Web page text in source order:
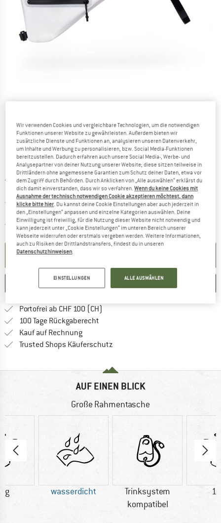
Ursprünglicher Preis :
CHF136.95
Preis:
CHF109.56 inkl. MwSt., zollfreie Lieferung
Versandkostenfrei(CH)Schweiz. Informationen zu den
Artikel zur Zeit leider ausverkauftDer Link öffnet sich in einer Infobox
BENACHRICHTIGUNG EINRICHTEN
Portofrei ab CHF 100 (CH)
100 Tage Rückgaberecht
Kauf auf RechnungFinde die Zahlungs-Infos hier! Öffnet
Trusted Shops Käuferschutz
AUF EINEN BLICK
Große Rahmentasche
g wasserdicht
Trinksystem
kompatibel
Wir verwenden Cookies und vergleichbare Technologien, um die notwendigen
Funktionen unserer Website zu gewährleisten. Außerdem bieten wir
zusätzliche Dienste und Funktionen an, analysieren unseren Datenverkehr,
um Inhalte und Werbung zu personalisieren, bzw. Social Media-Funktionen
bereitzustellen. Dadurch erfahren auch unsere Social Media-, Werbe- und
Analysepartner von deiner Nutzung unserer Website; diese sitzen teilweise in
Drittländern ohne angemessene Garantien zum Schutz deiner Daten, etwa vor
dem Zugriff durch Behörden. Durch Anklicken von „Alle auswählen“ erklärst du
dich damit einverstanden, dass wir so verfahren.Wenn du keine Cookies mit
Ausnahme der technisch notwendigen Cookie akzeptieren möchtest, dann
klicke bitte hier . Du kannst deine Cookie Einstellungen aber auch jederzeit in
den „Einstellungen“ anpassen und einzelne Kategorien auswählen. Deine
Einwilligung ist freiwillig, für die Nutzung dieser Website nicht notwendig und
kann jederzeit unter „Cookie Einstellungen“ im unteren Bereich unserer
Webseite widerrufen oder erstmals vergeben werden. Weitere Informationen,
auch zu Risiken der Drittlandstransfers, findest du in unseren
Datenschutzhinweisen
EINSTELLUNGEN ALLE AUSWÄHLEN